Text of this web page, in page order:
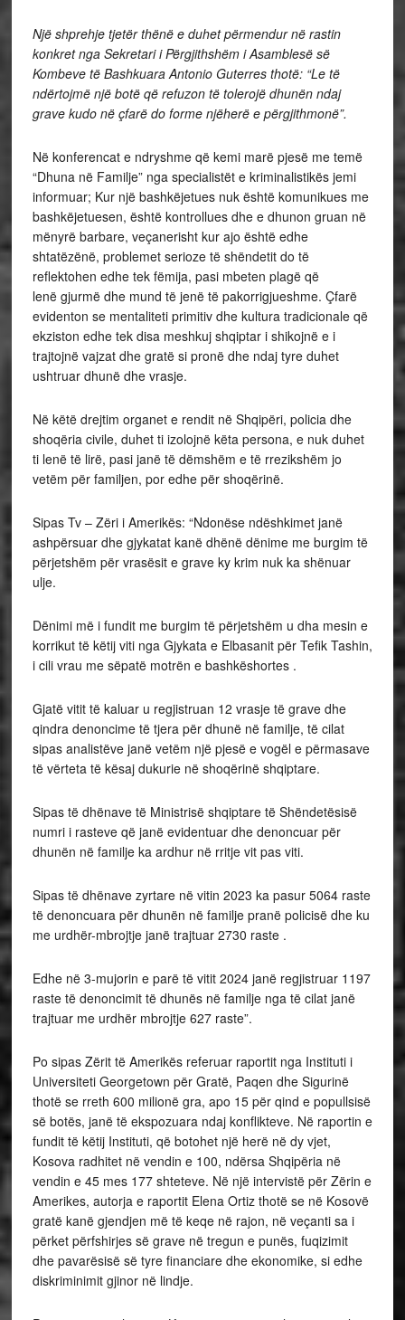
Një shprehje tjetër thënë e duhet përmendur në rastin
konkret nga Sekretari i Përgjithshëm i Asamblesë së
Kombeve të Bashkuara Antonio Guterres thotë: “Le të
ndërtojmë një botë që refuzon të tolerojë dhunën ndaj
grave kudo në çfarë do forme njëherë e përgjithmonë”.
Në konferencat e ndryshme që kemi marë pjesë me temë
“Dhuna në Familje” nga specialistët e kriminalistikës jemi
informuar; Kur një bashkëjetues nuk është komunikues me
bashkëjetuesen, është kontrollues dhe e dhunon gruan në
mënyrë barbare, veçanerisht kur ajo është edhe
shtatëzënë, problemet serioze të shëndetit do të
reflektohen edhe tek fëmija, pasi mbeten plagë që
lenë gjurmë dhe mund të jenë të pakorrigjueshme. Çfarë
evidenton se mentaliteti primitiv dhe kultura tradicionale që
ekziston edhe tek disa meshkuj shqiptar i shikojnë e i
trajtojnë vajzat dhe gratë si pronë dhe ndaj tyre duhet
ushtruar dhunë dhe vrasje.
Në këtë drejtim organet e rendit në Shqipëri, policia dhe
shoqëria civile, duhet ti izolojnë këta persona, e nuk duhet
ti lenë të lirë, pasi janë të dëmshëm e të rrezikshëm jo
vetëm për familjen, por edhe për shoqërinë.
Sipas Tv – Zëri i Amerikës: “Ndonëse ndëshkimet janë
ashpërsuar dhe gjykatat kanë dhënë dënime me burgim të
përjetshëm për vrasësit e grave ky krim nuk ka shënuar
ulje.
Dënimi më i fundit me burgim të përjetshëm u dha mesin e
korrikut të këtij viti nga Gjykata e Elbasanit për Tefik Tashin,
i cili vrau me sëpatë motrën e bashkëshortes .
Gjatë vitit të kaluar u regjistruan 12 vrasje të grave dhe
qindra denoncime të tjera për dhunë në familje, të cilat
sipas analistëve janë vetëm një pjesë e vogël e përmasave
të vërteta të kësaj dukurie në shoqërinë shqiptare.
Sipas të dhënave të Ministrisë shqiptare të Shëndetësisë
numri i rasteve që janë evidentuar dhe denoncuar për
dhunën në familje ka ardhur në rritje vit pas viti.
Sipas të dhënave zyrtare në vitin 2023 ka pasur 5064 raste
të denoncuara për dhunën në familje pranë policisë dhe ku
me urdhër-mbrojtje janë trajtuar 2730 raste .
Edhe në 3-mujorin e parë të vitit 2024 janë regjistruar 1197
raste të denoncimit të dhunës në familje nga të cilat janë
trajtuar me urdhër mbrojtje 627 raste”.
Po sipas Zërit të Amerikës referuar raportit nga Instituti i
Universiteti Georgetown për Gratë, Paqen dhe Sigurinë
thotë se rreth 600 milionë gra, apo 15 për qind e popullsisë
së botës, janë të ekspozuara ndaj konflikteve. Në raportin e
fundit të këtij Instituti, që botohet një herë në dy vjet,
Kosova radhitet në vendin e 100, ndërsa Shqipëria në
vendin e 45 mes 177 shteteve. Në një intervistë për Zërin e
Amerikes, autorja e raportit Elena Ortiz thotë se në Kosovë
gratë kanë gjendjen më të keqe në rajon, në veçanti sa i
përket përfshirjes së grave në tregun e punës, fuqizimit
dhe pavarësisë së tyre financiare dhe ekonomike, si edhe
diskriminimit gjinor në lindje.